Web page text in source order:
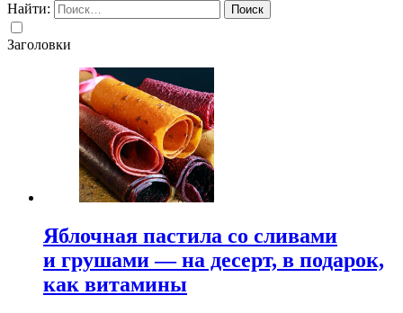
Найти:
Заголовки
Яблочная пастила со сливами
и грушами — на десерт, в подарок,
как витамины